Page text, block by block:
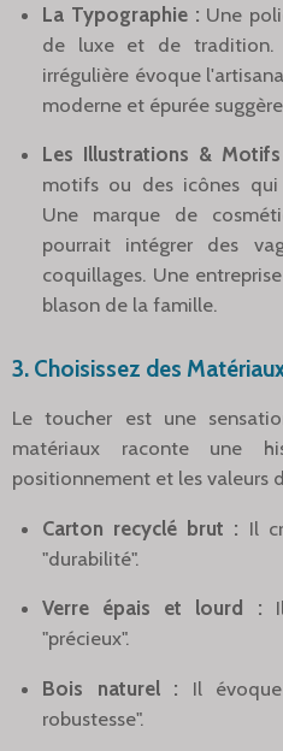
La Typographie : Une
de luxe et de tradition.
irrégulière évoque
moderne et épurée
Les Illustrations &
motifs ou des icônes qui
Une marque de
pourrait intégrer des
coquillages. Une
blason de la famille.
3. Choisissez des
Le toucher est une
matériaux raconte une
positionnement et les valeurs
Carton recyclé brut : Il
"durabilité".
Verre épais et lourd :
"précieux".
Bois naturel :
Il
robustesse".